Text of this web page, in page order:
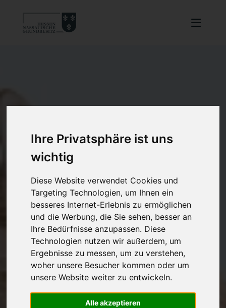
Ihre Privatsphäre ist uns
wichtig
Diese Website verwendet Cookies und
Targeting Technologien, um Ihnen ein
besseres Internet-Erlebnis zu ermöglichen
und die Werbung, die Sie sehen, besser an
Ihre Bedürfnisse anzupassen. Diese
Technologien nutzen wir außerdem, um
Ergebnisse zu messen, um zu verstehen,
woher unsere Besucher kommen oder um
unsere Website weiter zu entwickeln.
Alle akzeptieren